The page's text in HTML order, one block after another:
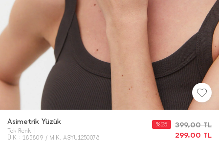
Asimetrik Yüzük
Tek Renk
Ü.K : 185809 / M.K. A3YU1250078
399,00TL
299,00 TL
%25